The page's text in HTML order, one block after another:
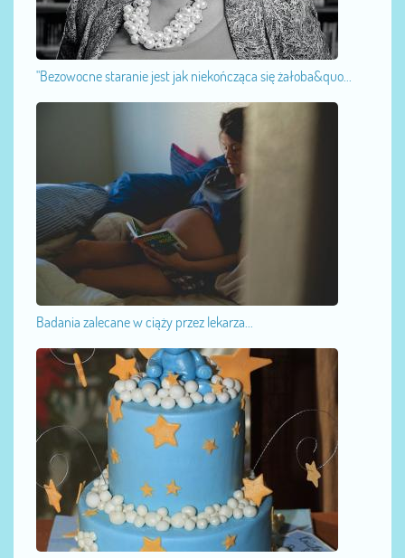
"Bezowocne staranie jest jak niekończąca się żałoba&quo...
Badania zalecane w ciąży przez lekarza...